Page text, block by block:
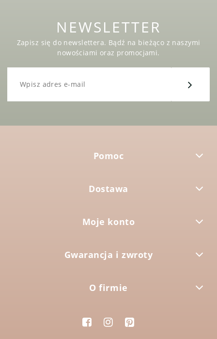
NEWSLETTER
Zapisz się do newslettera. Bądź na bieżąco z naszymi
nowościami oraz promocjami.
Pomoc
Dostawa
Moje konto
Gwarancja i zwroty
O firmie
  